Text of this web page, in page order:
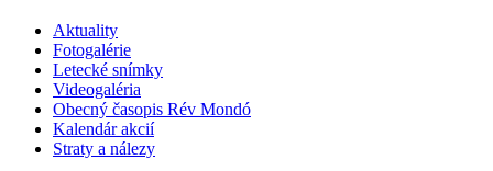
Aktuality
Fotogalérie
Letecké snímky
Videogaléria
Obecný časopis Rév Mondó
Kalendár akcií
Straty a nálezy